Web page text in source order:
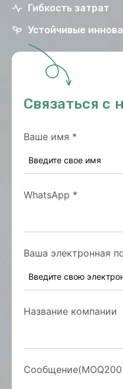
Гибкость затрат
Устойчивые
Связаться с
Ваше имя *
WhatsApp *
Ваша электронная
Название компании